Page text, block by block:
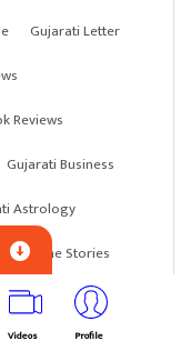
Gujarati Letter
Reviews
Gujarati Business
Astrology
Crime Stories
Videos Profile